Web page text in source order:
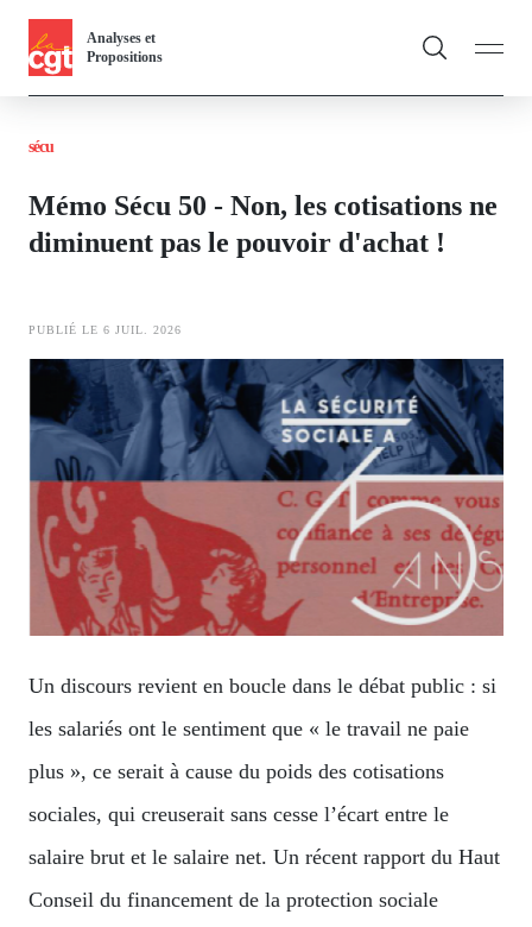
Aller
contenu
Analyses et
Propositions
Thématiques
sécu
Mémo Sécu 50 - Non, les cotisations ne
diminuent pas le pouvoir d'achat !
PUBLIÉ LE 6 JUIL. 2026
Image
Un discours revient en boucle dans le débat public : si
les salariés ont le sentiment que « le travail ne paie
plus », ce serait à cause du poids des cotisations
sociales, qui creuserait sans cesse l’écart entre le
salaire brut et le salaire net. Un récent rapport du Haut
Conseil du financement de la protection sociale